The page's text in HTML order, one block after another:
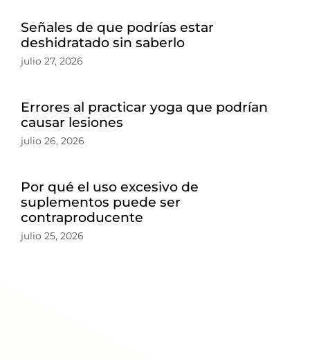
Señales de que podrías estar
deshidratado sin saberlo
julio 27, 2026
Errores al practicar yoga que podrían
causar lesiones
julio 26, 2026
Por qué el uso excesivo de
suplementos puede ser
contraproducente
julio 25, 2026